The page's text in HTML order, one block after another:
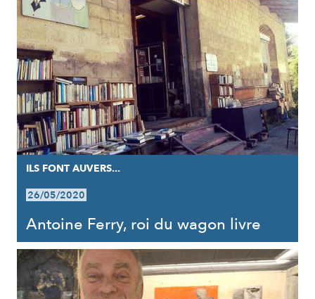
ILS FONT AUVERS...
26/05/2020
Antoine Ferry, roi du wagon livre